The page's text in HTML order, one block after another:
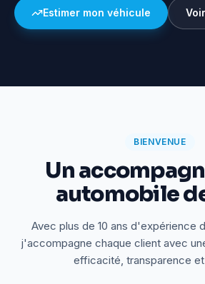
Estimer mon véhicule
BIENVENUE
Un
automobile
Avec plus de 10 ans d'expérience
j'accompagne chaque client avec
efficacité, transparence